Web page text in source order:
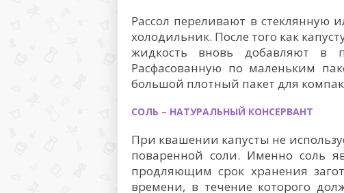
Рассол переливают в стеклянную
холодильник. После того как
жидкость вновь добавляют в
Расфасованную по маленьким
большой плотный пакет для
СОЛЬ – НАТУРАЛЬНЫЙ КОНСЕРВАНТ
При квашении капусты не
поваренной соли. Именно соль
продляющим срок хранения
времени, в течение которого